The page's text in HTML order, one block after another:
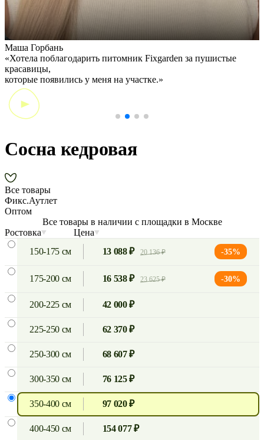
Маша Горбань
«Хотела поблагодарить питомник Fixgarden за пушистые
красавицы,
которые появились у меня на участке.»
Сосна кедровая
Все товары
Фикс.Аутлет
Оптом
Все товары в наличии с площадки в Москве
Ростовка
Цена
150-175 см
13 088 ₽ 20 136 ₽ -35%
175-200 см 16 538 ₽ 23 625 ₽ -30%
200-225 см 42 000 ₽
225-250 см 62 370 ₽
250-300 см 68 607 ₽
300-350 см 76 125 ₽
350-400 см 97 020 ₽
400-450 см 154 077 ₽